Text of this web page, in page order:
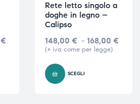
€
Rete letto singolo a
doghe in legno –
Calipso
148,00 € - 168,00 €
(+ iva come per legge)
SCEGLI